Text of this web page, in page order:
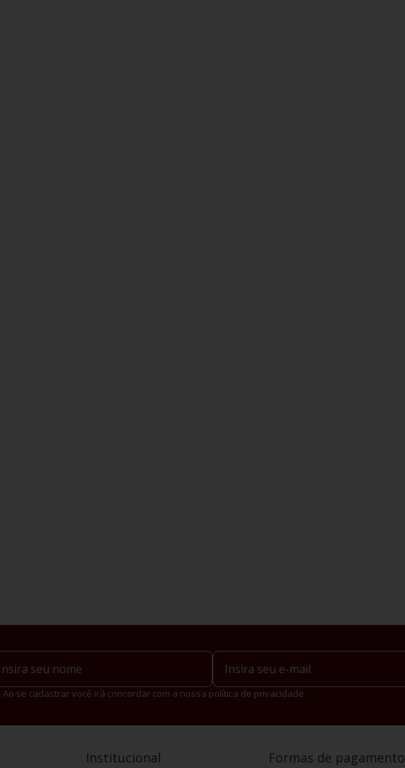
Ao se cadastrar você irá concordar com a nossa política de privacidade.
Institucional Formas de pagamento